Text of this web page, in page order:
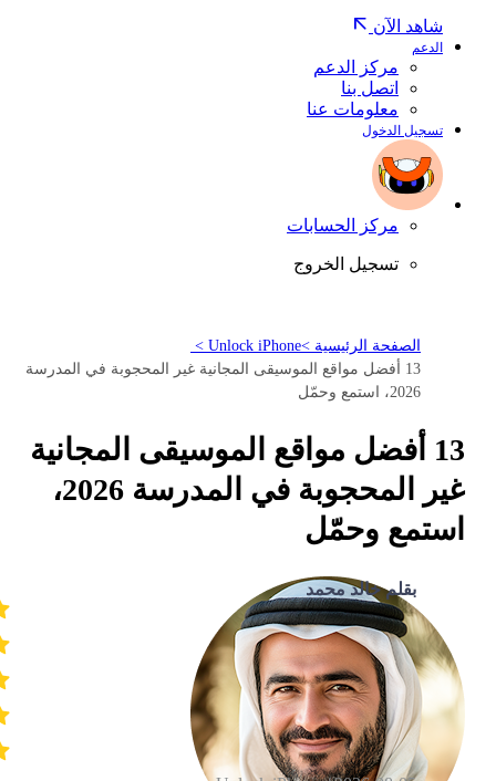
شاهد الآن
الدعم
مركز الدعم
اتصل بنا
معلومات عنا
تسجيل الدخول
مركز الحسابات
تسجيل الخروج
الصفحة الرئيسية >Unlock iPhone >
13 أفضل مواقع الموسيقى المجانية غير المحجوبة في المدرسة
2026، استمع وحمّل
13 أفضل مواقع الموسيقى المجانية
غير المحجوبة في المدرسة 2026،
استمع وحمّل
بقلم خالد محمد